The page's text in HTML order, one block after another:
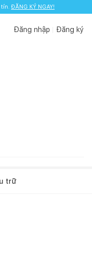
ĐĂNG KÝ NGAY!
Đăng nhập Đăng ký
trữ